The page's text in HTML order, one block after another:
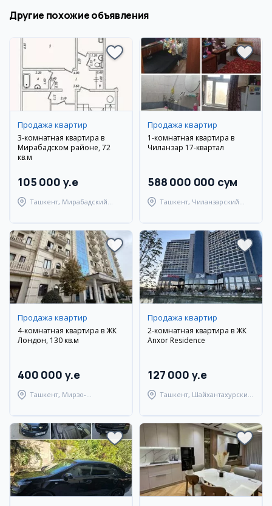
Другие похожие объявления
Продажа квартир
3-комнатная квартира в
Мирабадском районе, 72
кв.м
105 000 y.e
Ташкент, Мирабадский
Продажа квартир
1-комнатная квартира в
Чиланзар 17-квартал
588 000 000 сум
Ташкент, Чиланзарский
Продажа квартир
4-комнатная квартира в ЖК
Лондон, 130 кв.м
400 000 y.e
Ташкент, Мирзо-
Продажа квартир
2-комнатная квартира в ЖК
Anxor Residence
127 000 y.e
Ташкент, Шайхантахурский